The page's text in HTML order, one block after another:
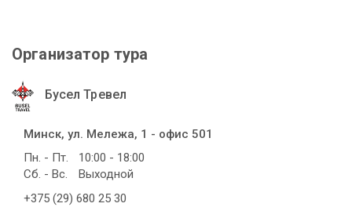
Организатор тура
Бусел Тревел
Минск, ул. Мележа, 1 - офис 501
Пн. - Пт.
10:00 - 18:00
Сб. - Вс.
Выходной
+375 (29) 680 25 30